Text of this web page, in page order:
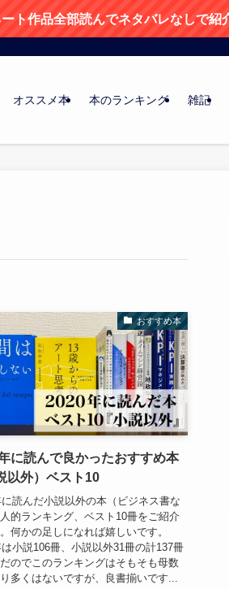
ト作品全部読んでネタバレなしで紹
オススメ本 本のランキング 雑記
おすすめ本
に読んで良かったおすすめ本
以外）ベスト10
に読んだ小説以外の本（ビジネス書な
的ランキング、ベスト10冊をご紹介
何かの足しになれば嬉しいです。
は小説106冊、小説以外31冊の計137冊
のでこのランキングはそもそも母数
多くはないですが、良書揃いです...